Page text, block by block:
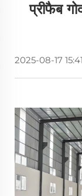
प्रीफैब
2025-08-17